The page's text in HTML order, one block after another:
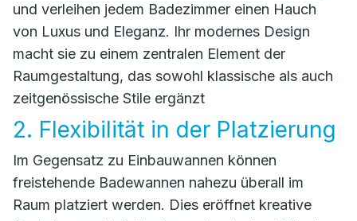
und verleihen jedem Badezimmer einen Hauch
von Luxus und Eleganz. Ihr modernes Design
macht sie zu einem zentralen Element der
Raumgestaltung, das sowohl klassische als auch
zeitgenössische Stile ergänzt
2. Flexibilität in der Platzierung
Im Gegensatz zu Einbauwannen können
freistehende Badewannen nahezu überall im
Raum platziert werden. Dies eröffnet kreative